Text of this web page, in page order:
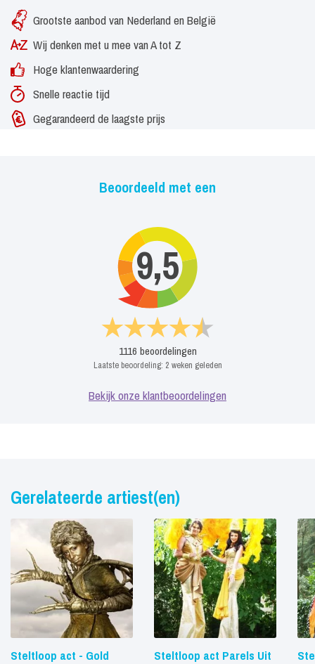
Grootste aanbod van Nederland en België
Wij denken met u mee van A tot Z
Hoge klantenwaardering
Snelle reactie tijd
Gegarandeerd de laagste prijs
Beoordeeld met een
9,5
1116 beoordelingen
Laatste beoordeling: 2 weken geleden
Bekijk onze klantbeoordelingen
Gerelateerde artiest(en)
Steltloop act - Gold
Steltloop act Parels Uit